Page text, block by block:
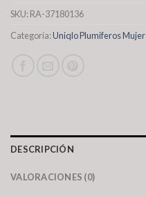
SKU:RA-37180136
Categoría:Uniqlo Plumiferos Mujer
DESCRIPCIÓN
VALORACIONES (0)